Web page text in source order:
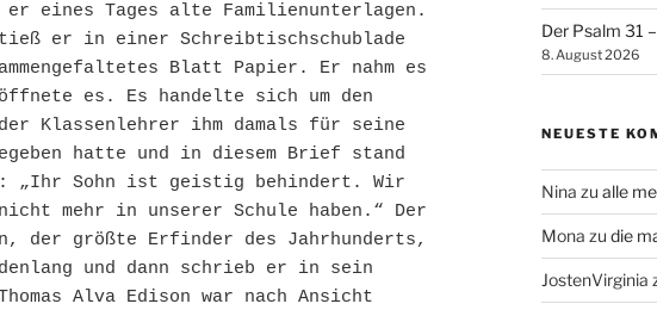
er eines Tages alte Familienunterlagen.
er in einer Schreibtischschublade
Blatt Papier. Er nahm es
es. Es handelte sich um den
Klassenlehrer ihm damals für seine
hatte und in diesem Brief stand
„Ihr Sohn ist geistig behindert. Wir
mehr in unserer Schule haben.“ Der
der größte Erfinder des Jahrhunderts,
und dann schrieb er in sein
Alva Edison war nach Ansicht
Der Psalm 31
8. August 2026
NEUESTE
Nina zu alle
Mona zu die
JostenVirginia